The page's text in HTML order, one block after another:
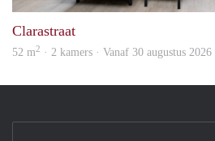
Clarastraat
52 m2 · 2 kamers · Vanaf 30 augustus